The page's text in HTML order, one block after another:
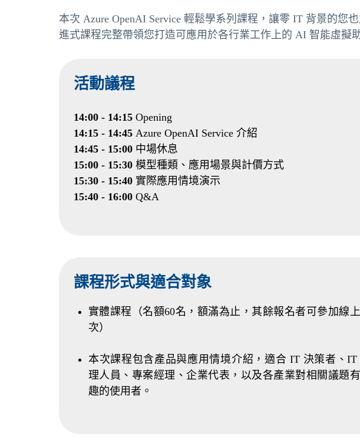
本次 Azure OpenAI Service 輕鬆學系列課程，讓零 IT 背景的
進式課程完整帶領您打造可應用於各行業工作上的 AI 智能虛擬
活動議程
14:00 - 14:15 Opening
14:15 - 14:45 Azure OpenAI Service 介紹
14:45 - 15:00 中場休息
15:00 - 15:30 模型種類、應用場景與計價方式
15:30 - 15:40 實際應用情境演示
15:40 - 16:00 Q&A
課程形式與適合對象
實體課程（名額60名，額滿為止，其餘報名者可參加線
次）
本次課程包含產品與應用情境介紹，適合 IT 決策者、IT
理人員、專案經理、企業代表，以及各產業對相關議題
趣的使用者。